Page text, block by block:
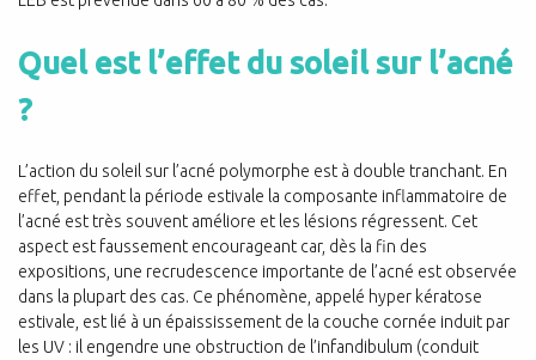
Quel est l’effet du soleil sur l’acné
?
L’action du soleil sur l’acné polymorphe est à double tranchant. En
effet, pendant la période estivale la composante inflammatoire de
l’acné est très souvent améliore et les lésions régressent. Cet
aspect est faussement encourageant car, dès la fin des
expositions, une recrudescence importante de l’acné est observée
dans la plupart des cas. Ce phénomène, appelé hyper kératose
estivale, est lié à un épaississement de la couche cornée induit par
les UV : il engendre une obstruction de l’infandibulum (conduit